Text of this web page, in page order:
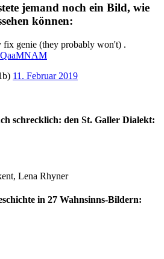
jemand noch ein Bild, wie
können:
fix genie (they probably won't) .
11. Februar 2019
schrecklich: den St. Galler Dialekt:
Lena Rhyner
in 27 Wahnsinns-Bildern: